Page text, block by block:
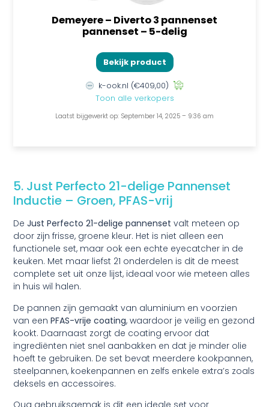
Demeyere – Diverto 3 pannenset
pannenset – 5-delig
Bekijk product
k-ook.nl (€409,00)
Toon alle verkopers
Laatst bijgewerkt op: September 14, 2025 – 9:36 am
5. Just Perfecto 21-delige Pannenset
Inductie – Groen, PFAS-vrij
DeJust Perfecto 21-delige pannenset valt meteen op
door zijn frisse, groene kleur. Het is niet alleen een
functionele set, maar ook een echte eyecatcher in de
keuken. Met maar liefst 21 onderdelen is dit de meest
complete set uit onze lijst, ideaal voor wie meteen alles
in huis wil halen.
De pannen zijn gemaakt van aluminium en voorzien
van eenPFAS-vrije coating, waardoor je veilig en gezond
kookt. Daarnaast zorgt de coating ervoor dat
ingrediënten niet snel aanbakken en dat je minder olie
hoeft te gebruiken. De set bevat meerdere kookpannen,
steelpannen, koekenpannen en zelfs enkele extra’s zoals
deksels en accessoires.